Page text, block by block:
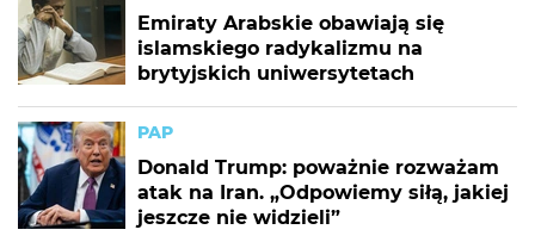
Emiraty Arabskie obawiają się
islamskiego radykalizmu na
brytyjskich uniwersytetach
PAP
Donald Trump: poważnie rozważam
atak na Iran. „Odpowiemy siłą, jakiej
jeszcze nie widzieli”